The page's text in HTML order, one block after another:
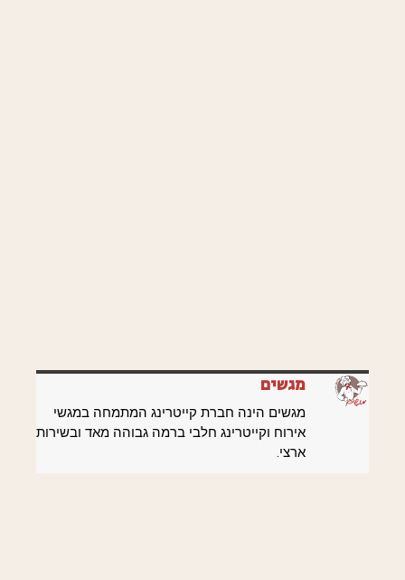
מגשים
מגשים הינה חברת קייטרינג המתמחה במגשי
אירוח וקייטרינג חלבי ברמה גבוהה מאד ובשירות
ארצי.